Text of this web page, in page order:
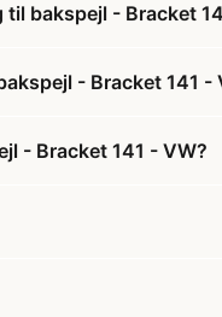
bakspejl - Bracket
- Bracket 141 -
- Bracket 141 - VW?